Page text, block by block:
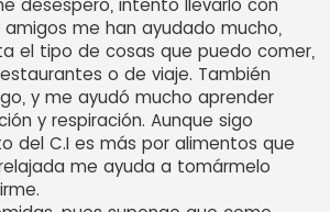
desespero, intento llevarlo con
amigos me han ayudado mucho,
el tipo de cosas que puedo comer,
o de viaje. También
y me ayudó mucho aprender
y respiración. Aunque sigo
del C.I es más por alimentos que
me ayuda a tomármelo